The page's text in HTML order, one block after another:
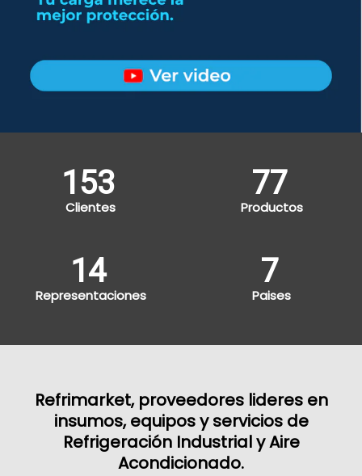
193
Clientes
97
Productos
14
Representaciones
7
Paises
Refrimarket, proveedores lideres en
insumos, equipos y servicios de
Refrigeración Industrial y Aire
Acondicionado.